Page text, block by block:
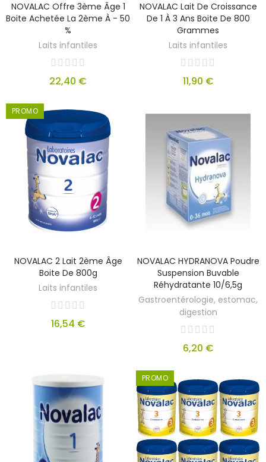
NOVALAC Offre 3ème Âge 1
Boite Achetée La 2ème À - 50
%
Laits infantiles
22,40 €
NOVALAC Lait De Croissance
De 1 À 3 Ans Boite De 800
Grammes
Laits infantiles
11,90 €
PROMO
NOVALAC 2 Lait 2ème Âge
Boite De 800g
Laits infantiles
16,54 €
NOVALAC HYDRANOVA Poudre
Suspension Buvable
Réhydratante 10/6,5g
Gastroentérologie, estomac,
digestion
6,20 €
PROMO